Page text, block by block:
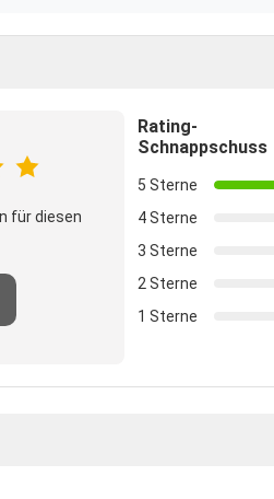
für diesen
Rating-
Schnappschuss
5 Sterne
4 Sterne
3 Sterne
2 Sterne
1 Sterne